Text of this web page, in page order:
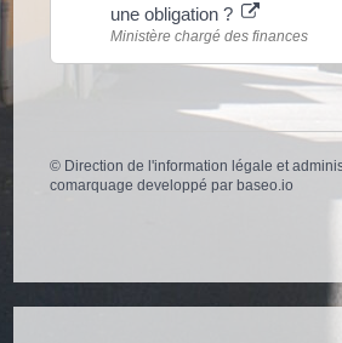
une obligation ?
Ministère chargé des finances
© Direction de l'information légale et
comarquage developpé par baseo.io